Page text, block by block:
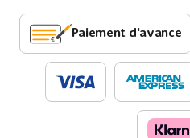
Paiement d'avance